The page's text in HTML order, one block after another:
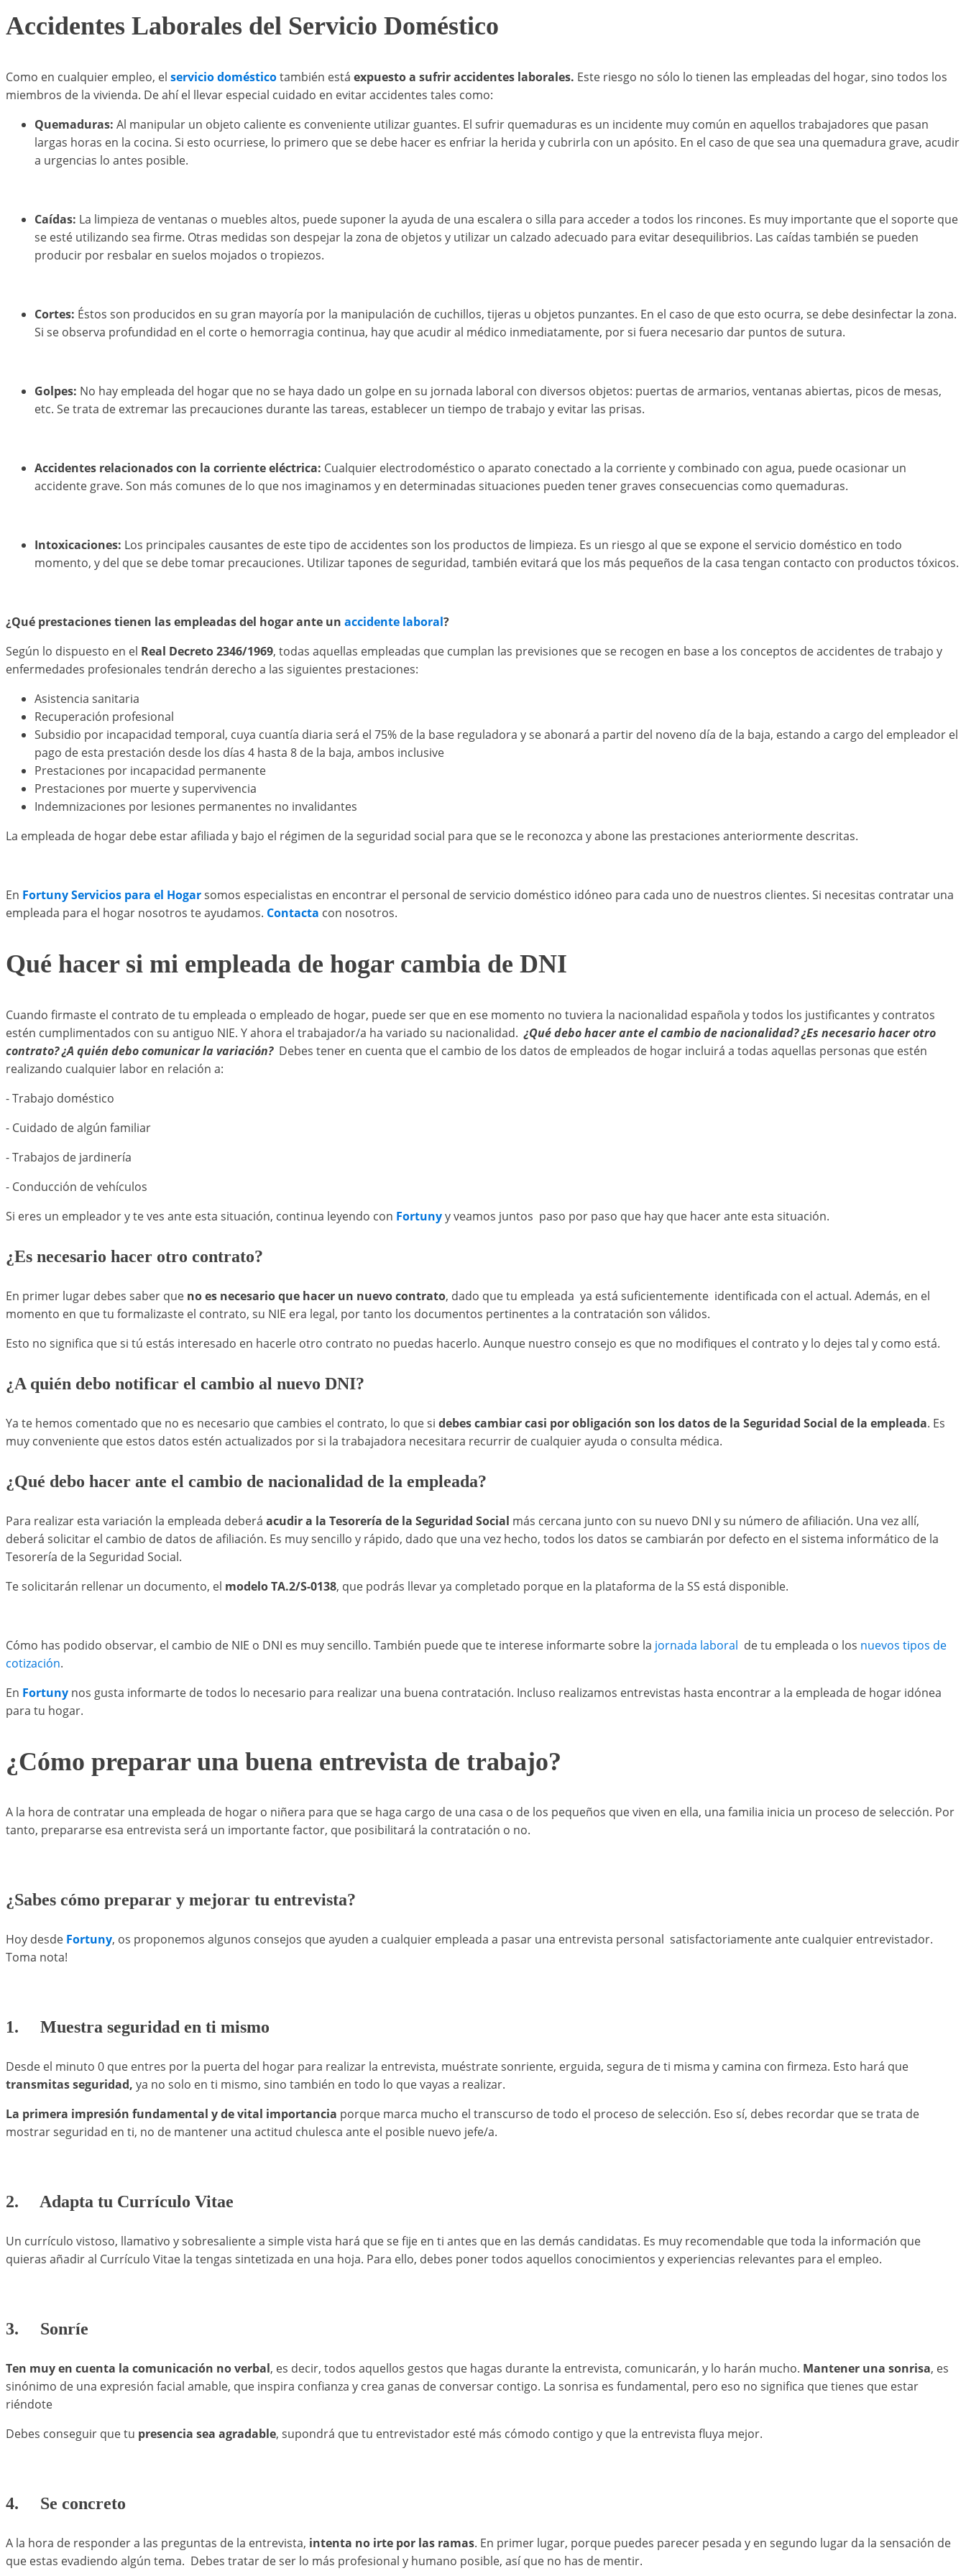
Accidentes Laborales del Servicio Doméstico
Como en cualquier empleo, el servicio domésticotambién está expuesto a sufrir accidentes laborales. Este riesgo no sólo lo tienen las empleadas del hogar, sino todos los
miembros de la vivienda. De ahí el llevar especial cuidado en evitar accidentes tales como:
Quemaduras: Al manipular un objeto caliente es conveniente utilizar guantes. El sufrir quemaduras es un incidente muy común en aquellos trabajadores que pasan
largas horas en la cocina. Si esto ocurriese, lo primero que se debe hacer es enfriar la herida y cubrirla con un apósito. En el caso de que sea una quemadura grave, acudir
a urgencias lo antes posible.
Caídas: La limpieza de ventanas o muebles altos, puede suponer la ayuda de una escalera o silla para acceder a todos los rincones. Es muy importante que el soporte que
se esté utilizando sea firme. Otras medidas son despejar la zona de objetos y utilizar un calzado adecuado para evitar desequilibrios. Las caídas también se pueden
producir por resbalar en suelos mojados o tropiezos.
Cortes: Éstos son producidos en su gran mayoría por la manipulación de cuchillos, tijeras u objetos punzantes. En el caso de que esto ocurra, se debe desinfectar la zona.
Si se observa profundidad en el corte o hemorragia continua, hay que acudir al médico inmediatamente, por si fuera necesario dar puntos de sutura.
Golpes: No hay empleada del hogar que no se haya dado un golpe en su jornada laboral con diversos objetos: puertas de armarios, ventanas abiertas, picos de mesas,
etc. Se trata de extremar las precauciones durante las tareas, establecer un tiempo de trabajo y evitar las prisas.
Accidentes relacionados con la corriente eléctrica: Cualquier electrodoméstico o aparato conectado a la corriente y combinado con agua, puede ocasionar un
accidente grave. Son más comunes de lo que nos imaginamos y en determinadas situaciones pueden tener graves consecuencias como quemaduras.
Intoxicaciones: Los principales causantes de este tipo de accidentes son los productos de limpieza. Es un riesgo al que se expone el servicio doméstico en todo
momento, y del que se debe tomar precauciones. Utilizar tapones de seguridad, también evitará que los más pequeños de la casa tengan contacto con productos tóxicos.
¿Qué prestaciones tienen las empleadas del hogar ante un accidente laboral?
Según lo dispuesto en el Real Decreto 2346/1969, todas aquellas empleadas que cumplan las previsiones que se recogen en base a los conceptos de accidentes de trabajo y
enfermedades profesionales tendrán derecho a las siguientes prestaciones:
Asistencia sanitaria
Recuperación profesional
Subsidio por incapacidad temporal, cuya cuantía diaria será el 75% de la base reguladora y se abonará a partir del noveno día de la baja, estando a cargo del empleador el
pago de esta prestación desde los días 4 hasta 8 de la baja, ambos inclusive
Prestaciones por incapacidad permanente
Prestaciones por muerte y supervivencia
Indemnizaciones por lesiones permanentes no invalidantes
La empleada de hogar debe estar afiliada y bajo el régimen de la seguridad social para que se le reconozca y abone las prestaciones anteriormente descritas.
En Fortuny Servicios para el Hogarsomos especialistas en encontrar el personal de servicio doméstico idóneo para cada uno de nuestros clientes. Si necesitas contratar una
empleada para el hogar nosotros te ayudamos. Contacta con nosotros.
Qué hacer si mi empleada de hogar cambia de DNI
Cuando firmaste el contrato de tu empleada o empleado de hogar, puede ser que en ese momento no tuviera la nacionalidad española y todos los justificantes y contratos
estén cumplimentados con su antiguo NIE. Y ahora el trabajador/a ha variado su nacionalidad. ¿Qué debo hacer ante el cambio de nacionalidad? ¿Es necesario hacer otro
contrato? ¿A quién debo comunicar la variación? Debes tener en cuenta que el cambio de los datos de empleados de hogar incluirá a todas aquellas personas que estén
realizando cualquier labor en relación a:
- Trabajo doméstico
- Cuidado de algún familiar
- Trabajos de jardinería
- Conducción de vehículos
Si eres un empleador y te ves ante esta situación, continua leyendo con Fortunyy veamos juntos paso por paso que hay que hacer ante esta situación.
¿Es necesario hacer otro contrato?
En primer lugar debes saber que no es necesario que hacer un nuevo contrato, dado que tu empleada ya está suficientemente identificada con el actual. Además, en el
momento en que tu formalizaste el contrato, su NIE era legal, por tanto los documentos pertinentes a la contratación son válidos.
Esto no significa que si tú estás interesado en hacerle otro contrato no puedas hacerlo. Aunque nuestro consejo es que no modifiques el contrato y lo dejes tal y como está.
¿A quién debo notificar el cambio al nuevo DNI?
Ya te hemos comentado que no es necesario que cambies el contrato, lo que si debes cambiar casi por obligación son los datos de la Seguridad Social de la empleada. Es
muy conveniente que estos datos estén actualizados por si la trabajadora necesitara recurrir de cualquier ayuda o consulta médica.
¿Qué debo hacer ante el cambio de nacionalidad de la empleada?
Para realizar esta variación la empleada deberá acudir a la Tesorería de la Seguridad Social más cercana junto con su nuevo DNI y su número de afiliación. Una vez allí,
deberá solicitar el cambio de datos de afiliación. Es muy sencillo y rápido, dado que una vez hecho, todos los datos se cambiarán por defecto en el sistema informático de la
Tesorería de la Seguridad Social.
Te solicitarán rellenar un documento, el modelo TA.2/S-0138, que podrás llevar ya completado porque en la plataforma de la SS está disponible.
Cómo has podido observar, el cambio de NIE o DNI es muy sencillo. También puede que te interese informarte sobre la jornada laboral de tu empleada o los nuevos tipos de
cotización.
En Fortuny nos gusta informarte de todos lo necesario para realizar una buena contratación. Incluso realizamos entrevistas hasta encontrar a la empleada de hogar idónea
para tu hogar.
¿Cómo preparar una buena entrevista de trabajo?
A la hora de contratar una empleada de hogar o niñera para que se haga cargo de una casa o de los pequeños que viven en ella, una familia inicia un proceso de selección. Por
tanto, prepararse esa entrevista será un importante factor, que posibilitará la contratación o no.
¿Sabes cómo preparar y mejorar tu entrevista?
Hoy desde Fortuny, os proponemos algunos consejos que ayuden a cualquier empleada a pasar una entrevista personal satisfactoriamente ante cualquier entrevistador.
Toma nota!
1. Muestra seguridad en ti mismo
Desde el minuto 0 que entres por la puerta del hogar para realizar la entrevista, muéstrate sonriente, erguida, segura de ti misma y camina con firmeza. Esto hará que
transmitas seguridad, ya no solo en ti mismo, sino también en todo lo que vayas a realizar.
La primera impresión fundamental y de vital importancia porque marca mucho el transcurso de todo el proceso de selección. Eso sí, debes recordar que se trata de
mostrar seguridad en ti, no de mantener una actitud chulesca ante el posible nuevo jefe/a.
2. Adapta tu Currículo Vitae
Un currículo vistoso, llamativo y sobresaliente a simple vista hará que se fije en ti antes que en las demás candidatas. Es muy recomendable que toda la información que
quieras añadir al Currículo Vitae la tengas sintetizada en una hoja. Para ello, debes poner todos aquellos conocimientos y experiencias relevantes para el empleo.
3. Sonríe
Ten muy en cuenta la comunicación no verbal, es decir, todos aquellos gestos que hagas durante la entrevista, comunicarán, y lo harán mucho. Mantener una sonrisa, es
sinónimo de una expresión facial amable, que inspira confianza y crea ganas de conversar contigo. La sonrisa es fundamental, pero eso no significa que tienes que estar
riéndote
Debes conseguir que tu presencia sea agradable, supondrá que tu entrevistador esté más cómodo contigo y que la entrevista fluya mejor.
4. Se concreto
A la hora de responder a las preguntas de la entrevista, intenta no irte por las ramas. En primer lugar, porque puedes parecer pesada y en segundo lugar da la sensación de
que estas evadiendo algún tema. Debes tratar de ser lo más profesional y humano posible, así que no has de mentir.